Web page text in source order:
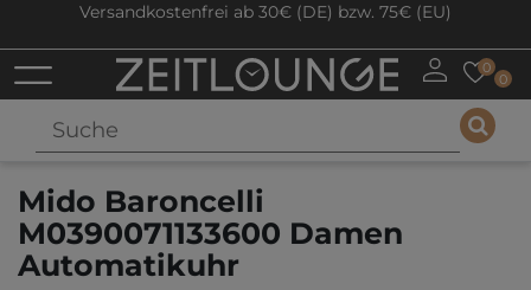
Versandkostenfrei ab 30€ (DE) bzw. 75€ (EU)
0
0
Mido Baroncelli
M0390071133600 Damen
Automatikuhr